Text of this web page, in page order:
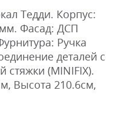
Тедди. Корпус:
Фасад: ДСП
Ручка
деталей с
(MINIFIX).
Высота 210.6см,